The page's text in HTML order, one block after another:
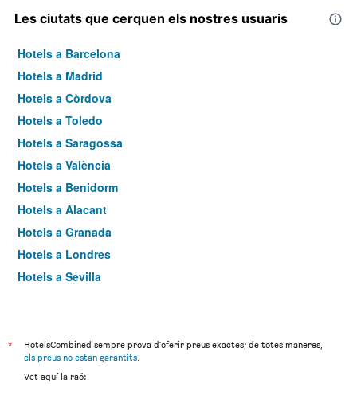
Les ciutats que cerquen els nostres usuaris
Hotels a Barcelona
Hotels a Madrid
Hotels a Còrdova
Hotels a Toledo
Hotels a Saragossa
Hotels a València
Hotels a Benidorm
Hotels a Alacant
Hotels a Granada
Hotels a Londres
Hotels a Sevilla
*
HotelsCombined sempre prova d'oferir preus exactes; de totes maneres,
els preus no estan garantits.
Vet aquí la raó: